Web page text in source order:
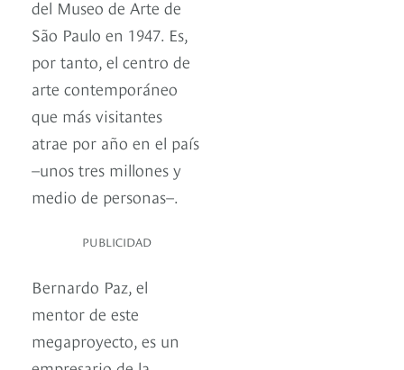
del Museo de Arte de
São Paulo en 1947. Es,
por tanto, el centro de
arte contemporáneo
que más visitantes
atrae por año en el país
–unos tres millones y
medio de personas–.
PUBLICIDAD
Bernardo Paz, el
mentor de este
megaproyecto, es un